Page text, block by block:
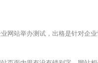
站举办测试，出格是针对企业